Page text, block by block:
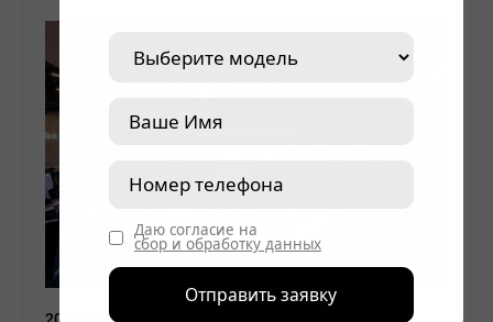
Даю согласие на
сбор и обработку данных
Отправить заявку